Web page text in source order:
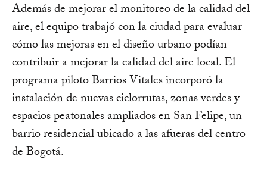
Además de mejorar el monitoreo de la calidad del
aire, el equipo trabajó con la ciudad para evaluar
cómo las mejoras en el diseño urbano podían
contribuir a mejorar la calidad del aire local. El
programa piloto Barrios Vitales incorporó la
instalación de nuevas ciclorrutas, zonas verdes y
espacios peatonales ampliados en San Felipe, un
barrio residencial ubicado a las afueras del centro
de Bogotá.